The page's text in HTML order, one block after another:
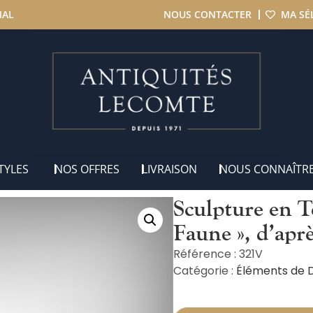
NOUS CONTACTER MA
NOS OFFRES LIVRAISON NOUS
Sculpture en
Faune »,
Référence : 321V
Catégorie : Éléments de